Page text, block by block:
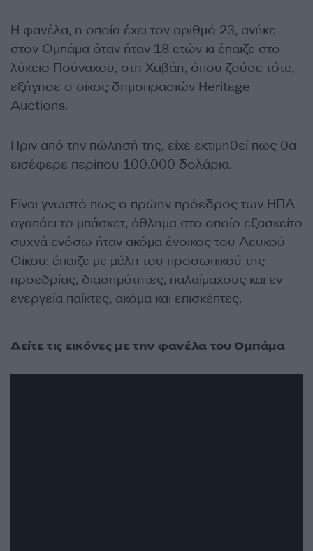
Η φανέλα, η οποία έχει τον αριθμό 23, ανήκε
στον Ομπάμα όταν ήταν 18 ετών κι έπαιζε στο
λύκειο Πούναχου, στη Χαβάη, όπου ζούσε τότε,
εξήγησε ο οίκος δημοπρασιών Heritage
Auctions.
Πριν από την πώλησή της, είχε εκτιμηθεί πως θα
εισέφερε περίπου 100.000 δολάρια.
Είναι γνωστό πως ο πρώην πρόεδρος των ΗΠΑ
αγαπάει το μπάσκετ, άθλημα στο οποίο εξασκείτο
συχνά ενόσω ήταν ακόμα ένοικος του Λευκού
Οίκου: έπαιζε με μέλη του προσωπικού της
προεδρίας, διασημότητες, παλαίμαχους και εν
ενεργεία παίκτες, ακόμα και επισκέπτες.
Δείτε τις εικόνες με την φανέλα του Ομπάμα